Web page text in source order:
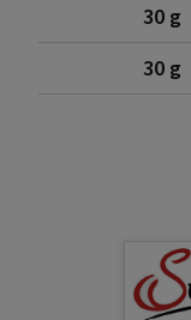
30 g
30 g